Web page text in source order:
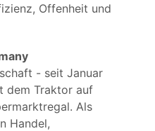
Offenheit und
- seit Januar
dem Traktor auf
Als
Handel,